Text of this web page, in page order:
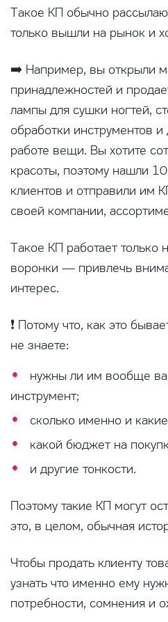
Такое КП обычно
только вышли на рынок и
➡️ Например, вы открыли
принадлежностей и
лампы для сушки ногтей,
обработки инструментов
работе вещи. Вы хотите
красоты, поэтому нашли
клиентов и отправили им
своей компании,
Такое КП работает только
воронки — привлечь
интерес.
❗ Потому что, как это
не знаете:
нужны ли им вообще
инструмент;
сколько именно и
какой бюджет на
и другие тонкости.
Поэтому такие КП могут
это, в целом, обычная
Чтобы продать клиенту
узнать что именно ему
потребности, сомнения и